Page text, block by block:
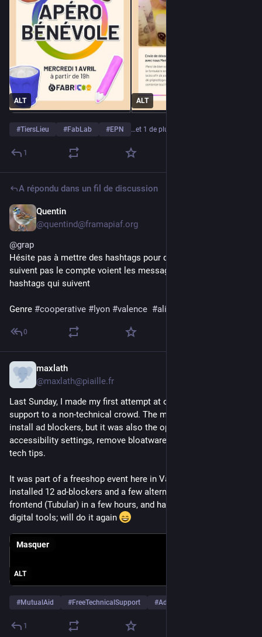
ALT ALT
#TiersLieu #FabLab #EPN …et 1 de plus
1
A répondu dans un fil de discussion
Quentin
@quentind@framapiaf.org
@grap
Hésite pas à mettre des hashtags pour que les gens qui
suivent pas le compte voient les messages à travers des
hashtags qui suivent
Genre #cooperative # lyon #valence #alimentation
0
maxlath
@maxlath@piaille.fr
Last Sunday, I made my first attempt at offering free digital
support to a non-technical crowd. The main focus was to help
install ad blockers, but it was also the opportunity to adjust
accessibility settings, remove bloatware, and give various
tech tips.
It was part of a freeshop event here in Valence, France. I
installed 12 ad-blockers and a few alternative YouTube
frontend (Tubular) in a few hours, and had some nice chats on
digital tools; will do it again
ALT
Masquer
#MutualAid #FreeTechnicalSupport #AdBlock
1